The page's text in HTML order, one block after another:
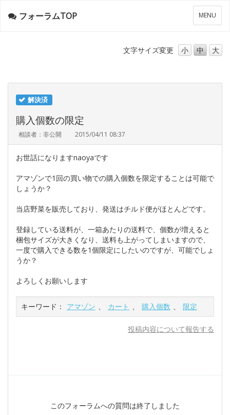
メ
ニ
ー
MENU
フォーラムTOP
文字サイズ変更 小 中 大
解決済
購入個数の限定
相談者：非公開 2015/04/11 08:37
お世話になりますnaoyaです
アマゾンで1回の買い物での購入個数を限定することは可能で
しょうか？
当店野菜を販売しており、発送はチルド便がほとんどです。
登録している送料が、一箱あたりの送料で、個数が増えると
梱包サイズが大きくなり、送料も上がってしまいますので、
一度で購入できる数を1個限定にしたいのですが、可能でしょ
うか？
よろしくお願いします
キーワード： アマゾン 、 カート 、 購入個数 、 限定
投稿内容について報告する
このフォーラムへの質問は終了しました